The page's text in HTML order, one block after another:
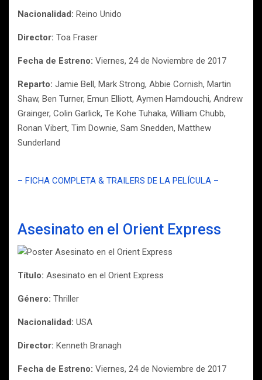
Nacionalidad: Reino Unido
Director: Toa Fraser
Fecha de Estreno: Viernes, 24 de Noviembre de 2017
Reparto: Jamie Bell, Mark Strong, Abbie Cornish, Martin
Shaw, Ben Turner, Emun Elliott, Aymen Hamdouchi, Andrew
Grainger, Colin Garlick, Te Kohe Tuhaka, William Chubb,
Ronan Vibert, Tim Downie, Sam Snedden, Matthew
Sunderland
– FICHA COMPLETA & TRAILERS DE LA PELÍCULA –
Asesinato en el Orient Express
Título: Asesinato en el Orient Express
Género: Thriller
Nacionalidad: USA
Director: Kenneth Branagh
Fecha de Estreno: Viernes, 24 de Noviembre de 2017